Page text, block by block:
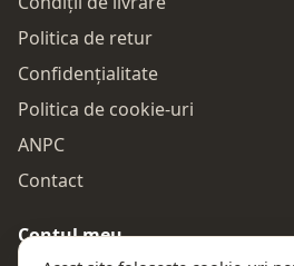
Politica de retur
Confidențialitate
Politica de cookie-uri
ANPC
Contact
Contul meu